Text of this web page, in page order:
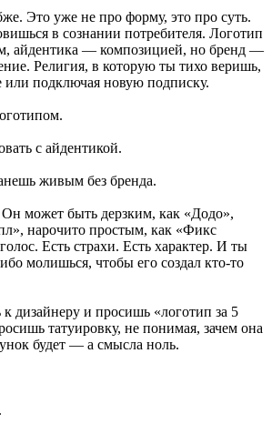
Это уже не про форму, это про суть.
в сознании потребителя. Логотип
айдентика — композицией, но бренд —
Религия, в которую ты тихо веришь,
или подключая новую подписку.
с айдентикой.
живым без бренда.
может быть дерзким, как «Додо»,
нарочито простым, как «Фикс
Есть страхи. Есть характер. И ты
молишься, чтобы его создал кто-то
дизайнеру и просишь «логотип за 5
татуировку, не понимая, зачем она
будет — а смысла ноль.